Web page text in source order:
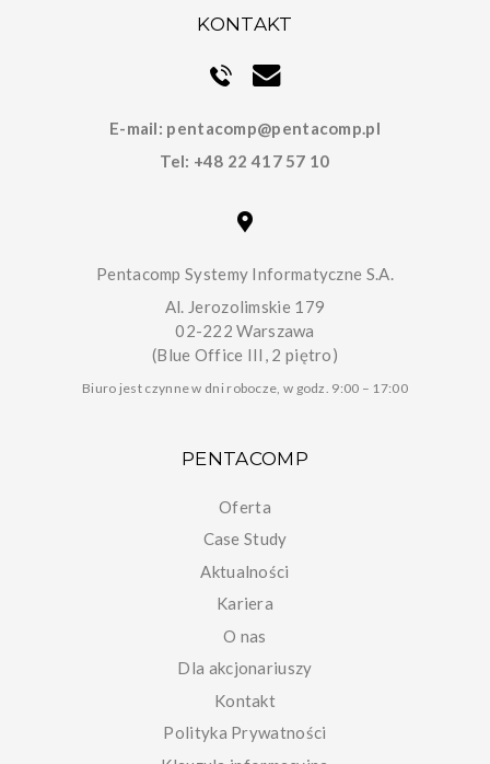
KONTAKT
E-mail: pentacomp@pentacomp.pl
Tel: +48 22 417 57 10
Pentacomp Systemy Informatyczne S.A.
Al. Jerozolimskie 179
02-222 Warszawa
(Blue Office III, 2 piętro)
Biuro jest czynne w dni robocze, w godz. 9:00 – 17:00
PENTACOMP
Oferta
Case Study
Aktualności
Kariera
O nas
Dla akcjonariuszy
Kontakt
Polityka Prywatności